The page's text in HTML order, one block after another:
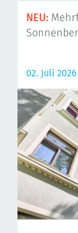
NEU:
02. Juli 2026